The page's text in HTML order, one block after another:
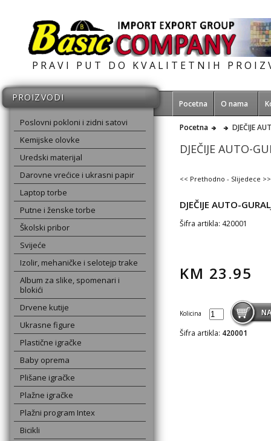
PRAVI PUT DO KVALITETNIH
Pocetna O nama
PROIZVODI
Poslovni pokloni i zidni satovi
Kemijske olovke
Uredski materijal
Darovne vrećice i ukrasni papir
Laptop torbe
Putne i ženske torbe
Školski pribor
Svijeće
Izolir, mehaničke i selotejp trake
Album za slike, spomenari i
blokići
Drvene kutije
Ukrasne figure
Plastične igračke
Baby oprema
Plišane igračke
Plažne igračke
Plažni program Intex
Bicikli
Pocetna DJEČIJE
DJEČIJE AUTO-
<< Prethodno - Slijedece >>
DJEČIJE AUTO-
Šifra artikla: 420001
KM 23.95
Kolicina
Šifra artikla: 420001